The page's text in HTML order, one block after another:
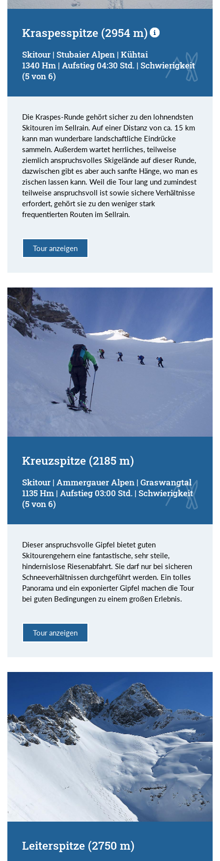
Kraspesspitze (2954 m)
Skitour | Stubaier Alpen | Kühtai
1340 Hm | Aufstieg 04:30 Std. | Schwierigkeit
(5 von 6)
Die Kraspes-Runde gehört sicher zu den lohnendsten
Skitouren im Sellrain. Auf einer Distanz von ca. 15 km
kann man wunderbare landschaftliche Eindrücke
sammeln. Außerdem wartet herrliches, teilweise
ziemlich anspruchsvolles Skigelände auf dieser Runde,
dazwischen gibt es aber auch sanfte Hänge, wo man es
zischen lassen kann. Weil die Tour lang und zumindest
teilweise anspruchsvoll ist sowie sichere Verhältnisse
erfordert, gehört sie zu den weniger stark
frequentierten Routen im Sellrain.
Tour anzeigen
Kreuzspitze (2185 m)
Skitour | Ammergauer Alpen | Graswangtal
1135 Hm | Aufstieg 03:00 Std. | Schwierigkeit
(5 von 6)
Dieser anspruchsvolle Gipfel bietet guten
Skitourengehern eine fantastische, sehr steile,
hindernislose Riesenabfahrt. Sie darf nur bei sicheren
Schneeverhältnissen durchgeführt werden. Ein tolles
Panorama und ein exponierter Gipfel machen die Tour
bei guten Bedingungen zu einem großen Erlebnis.
Tour anzeigen
Leiterspitze (2750 m)